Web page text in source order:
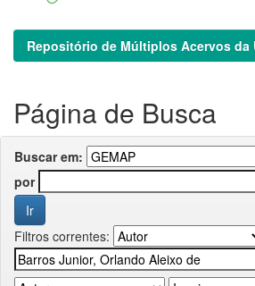
Repositório de Múltiplos Acervos da
Página de Busca
Buscar em:
por
Filtros correntes: